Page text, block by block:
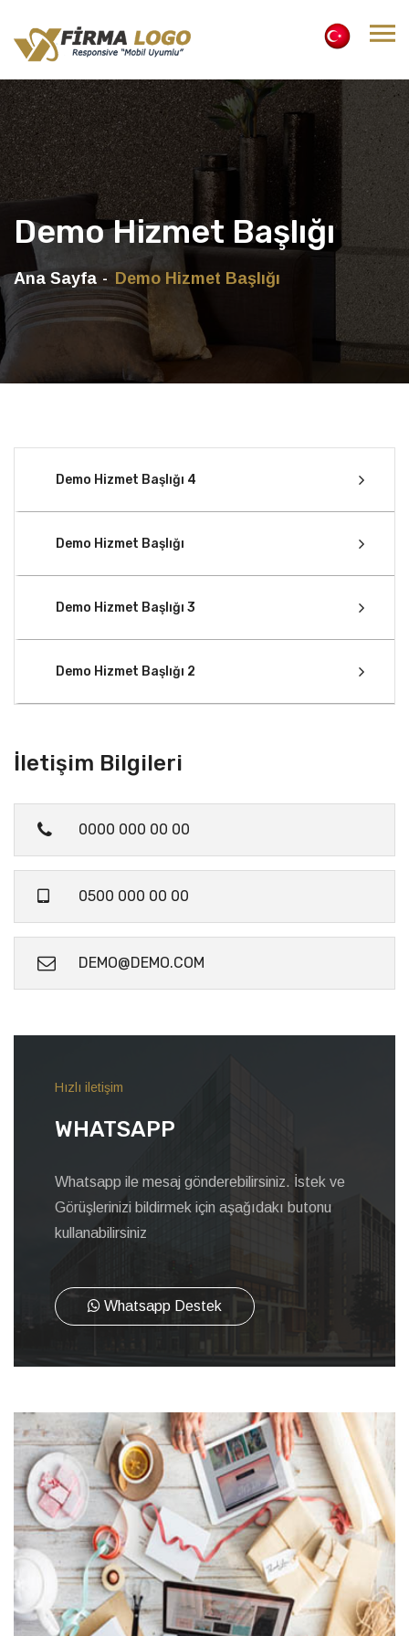
Demo Hizmet Başlığı
Ana Sayfa Demo Hizmet Başlığı
Demo Hizmet Başlığı 4
Demo Hizmet Başlığı
Demo Hizmet Başlığı 3
Demo Hizmet Başlığı 2
İletişim Bilgileri
0000 000 00 00
0500 000 00 00
DEMO@DEMO.COM
Hızlı iletişim
WHATSAPP
Whatsapp ile mesaj gönderebilirsiniz. İstek ve
Görüşlerinizi bildirmek için aşağıdakı butonu
kullanabilirsiniz
Whatsapp Destek